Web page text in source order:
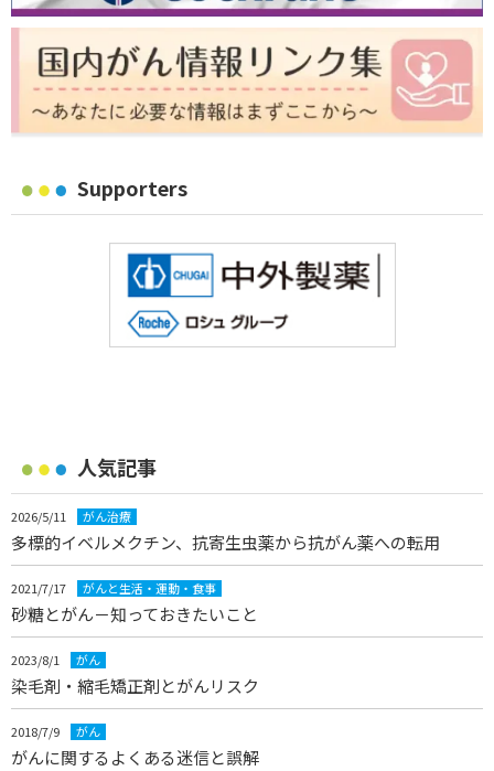
Supporters
人気記事
2026/5/11 がん治療
多標的イベルメクチン、抗寄生虫薬から抗がん薬への転用
2021/7/17 がんと生活・運動・食事
砂糖とがん－知っておきたいこと
2023/8/1 がん
染毛剤・縮毛矯正剤とがんリスク
2018/7/9 がん
がんに関するよくある迷信と誤解